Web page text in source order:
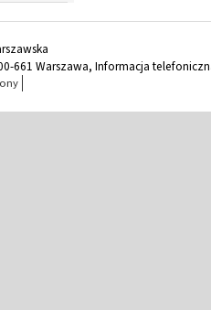
661 Warszawa, Informacja